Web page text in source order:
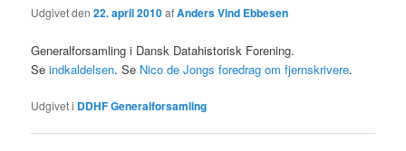
Udgivet den22. april 2010afAnders Vind Ebbesen
Generalforsamling i Dansk Datahistorisk Forening.
Seindkaldelsen. Se Nico de Jongs foredrag om fjernskrivere.
Udgivet i DDHF Generalforsamling